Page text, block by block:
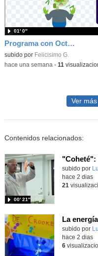
Programa con OctoStudio, un juego homenajeando al House of the dead con Zombies
Contenido educativo.
subido por Felicisimo G.
01′ 0″
-hace una semana - 11
Ver
Contenidos relacionados:
"Coheté":
Contenido
subido por
00′ 21″
hace 2 dias
21
Contenido
subido por
hace 2 dias
6